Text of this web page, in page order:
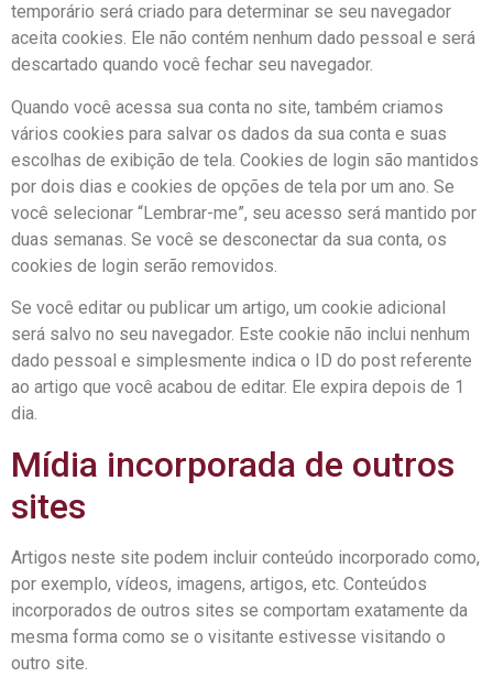
temporário será criado para determinar se seu navegador
aceita cookies. Ele não contém nenhum dado pessoal e será
descartado quando você fechar seu navegador.
Quando você acessa sua conta no site, também criamos
vários cookies para salvar os dados da sua conta e suas
escolhas de exibição de tela. Cookies de login são mantidos
por dois dias e cookies de opções de tela por um ano. Se
você selecionar “Lembrar-me”, seu acesso será mantido por
duas semanas. Se você se desconectar da sua conta, os
cookies de login serão removidos.
Se você editar ou publicar um artigo, um cookie adicional
será salvo no seu navegador. Este cookie não inclui nenhum
dado pessoal e simplesmente indica o ID do post referente
ao artigo que você acabou de editar. Ele expira depois de 1
dia.
Mídia incorporada de outros
sites
Artigos neste site podem incluir conteúdo incorporado como,
por exemplo, vídeos, imagens, artigos, etc. Conteúdos
incorporados de outros sites se comportam exatamente da
mesma forma como se o visitante estivesse visitando o
outro site.